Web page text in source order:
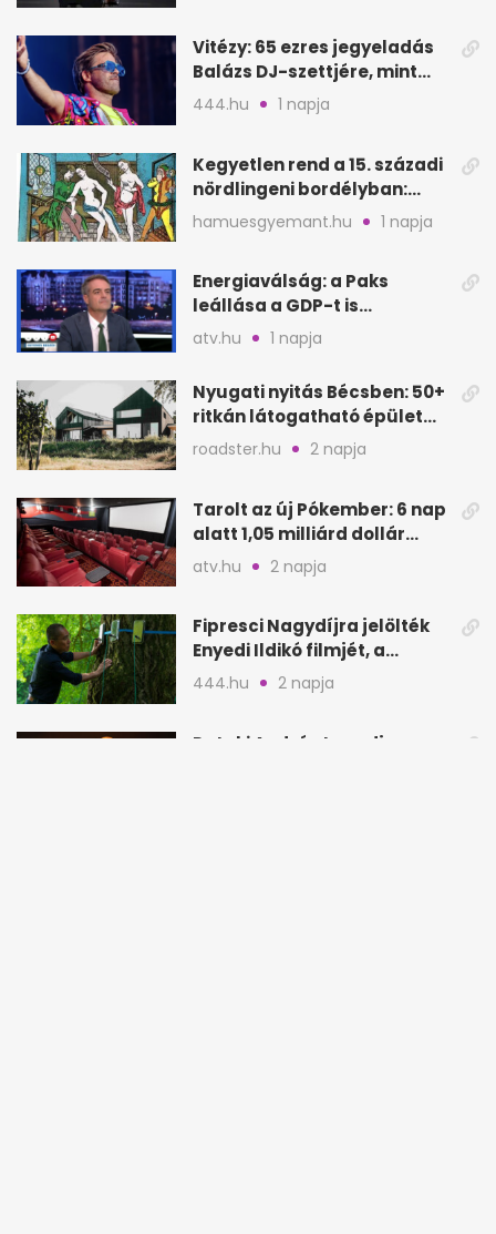
Vitézy: 65 ezres jegyeladás
Balázs DJ-szettjére, mint
metró nélküli Puskás-meccs
444.hu 1 napja
Kegyetlen rend a 15. századi
nördlingeni bordélyban:
verés, éheztetés
hamuesgyemant.hu 1 napja
Energiaválság: a Paks
leállása a GDP-t is
megütheti, int az
Oeconomus
atv.hu 1 napja
Nyugati nyitás Bécsben: 50+
ritkán látogatható épület
nyílik meg
roadster.hu 2 napja
Tarolt az új Pókember: 6 nap
alatt 1,05 milliárd dollár
bevétel
atv.hu 2 napja
Fipresci Nagydíjra jelölték
Enyedi Ildikó filmjét, a
Csendes barátot
444.hu 2 napja
Pataki András tagadja: nem